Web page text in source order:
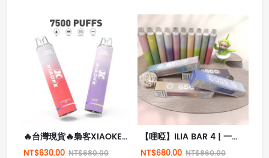
🔥台灣現貨🔥梟客XIAOKE 7500口大容量一次性拋棄式電子煙
NT$630.00 NT$680.00
【哩啞】ILIA BAR 4 | 一次性抛棄式電子煙 | 6500口拋棄式 | 哩啞四代新品 | 台灣現貨
NT$680.00 NT$860.00